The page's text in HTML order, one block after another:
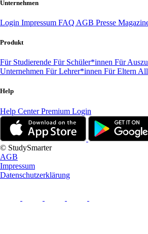
Unternehmen
Login Impressum FAQ AGB Presse
Produkt
Für Studierende Für Schüler*innen Für
Unternehmen Für Lehrer*innen Für Eltern
Help
Help CenterPremium Login
© StudySmarter
AGB
Impressum
Datenschutzerklärung